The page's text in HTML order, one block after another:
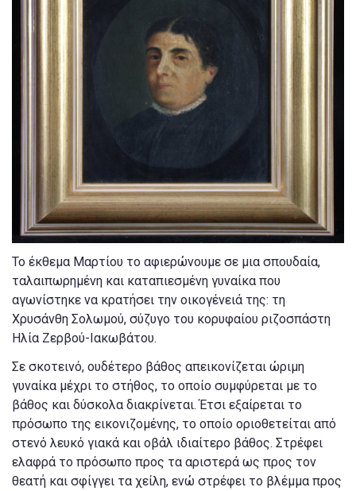
Το έκθεμα Μαρτίου το αφιερώνουμε σε μια σπουδαία,
ταλαιπωρημένη και καταπιεσμένη γυναίκα που
αγωνίστηκε να κρατήσει την οικογένειά της: τη
Χρυσάνθη Σολωμού, σύζυγο του κορυφαίου ριζοσπάστη
Ηλία Ζερβού-Ιακωβάτου.
Σε σκοτεινό, ουδέτερο βάθος απεικονίζεται ώριμη
γυναίκα μέχρι το στήθος, το οποίο συμφύρεται με το
βάθος και δύσκολα διακρίνεται. Έτσι εξαίρεται το
πρόσωπο της εικονιζομένης, το οποίο οριοθετείται από
στενό λευκό γιακά και οβάλ ιδιαίτερο βάθος. Στρέφει
ελαφρά το πρόσωπο προς τα αριστερά ως προς τον
θεατή και σφίγγει τα χείλη, ενώ στρέφει το βλέμμα προς